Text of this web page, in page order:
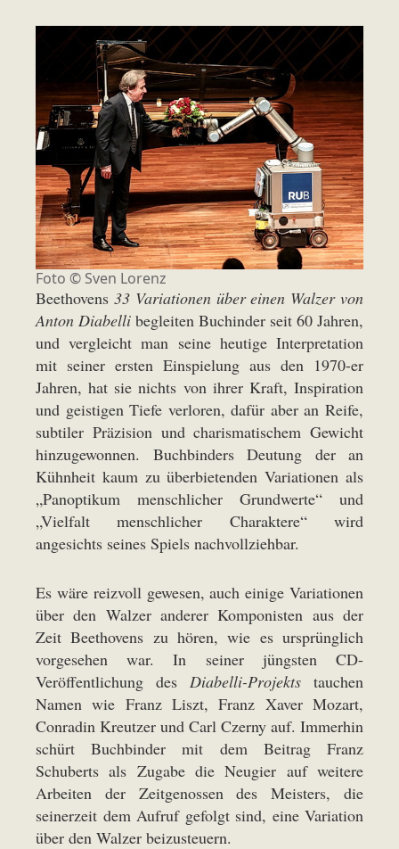
Foto © Sven Lorenz
Beethovens 33 Variationen über einen Walzer von
Anton Diabelli begleiten Buchinder seit 60 Jahren,
und vergleicht man seine heutige Interpretation
mit seiner ersten Einspielung aus den 1970-er
Jahren, hat sie nichts von ihrer Kraft, Inspiration
und geistigen Tiefe verloren, dafür aber an Reife,
subtiler Präzision und charismatischem Gewicht
hinzugewonnen. Buchbinders Deutung der an
Kühnheit kaum zu überbietenden Variationen als
„Panoptikum menschlicher Grundwerte“ und
„Vielfalt menschlicher Charaktere“ wird
angesichts seines Spiels nachvollziehbar.
Es wäre reizvoll gewesen, auch einige Variationen
über den Walzer anderer Komponisten aus der
Zeit Beethovens zu hören, wie es ursprünglich
vorgesehen war. In seiner jüngsten CD-
Veröffentlichung des Diabelli-Projekts tauchen
Namen wie Franz Liszt, Franz Xaver Mozart,
Conradin Kreutzer und Carl Czerny auf. Immerhin
schürt Buchbinder mit dem Beitrag Franz
Schuberts als Zugabe die Neugier auf weitere
Arbeiten der Zeitgenossen des Meisters, die
seinerzeit dem Aufruf gefolgt sind, eine Variation
über den Walzer beizusteuern.